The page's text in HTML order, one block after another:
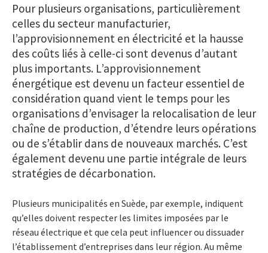
Pour plusieurs organisations, particulièrement
celles du secteur manufacturier,
l’approvisionnement en électricité et la hausse
des coûts liés à celle-ci sont devenus d’autant
plus importants. L’approvisionnement
énergétique est devenu un facteur essentiel de
considération quand vient le temps pour les
organisations d’envisager la relocalisation de leur
chaîne de production, d’étendre leurs opérations
ou de s’établir dans de nouveaux marchés. C’est
également devenu une partie intégrale de leurs
stratégies de décarbonation.
Plusieurs municipalités en Suède, par exemple, indiquent
qu’elles doivent respecter les limites imposées par le
réseau électrique et que cela peut influencer ou dissuader
l’établissement d’entreprises dans leur région. Au même